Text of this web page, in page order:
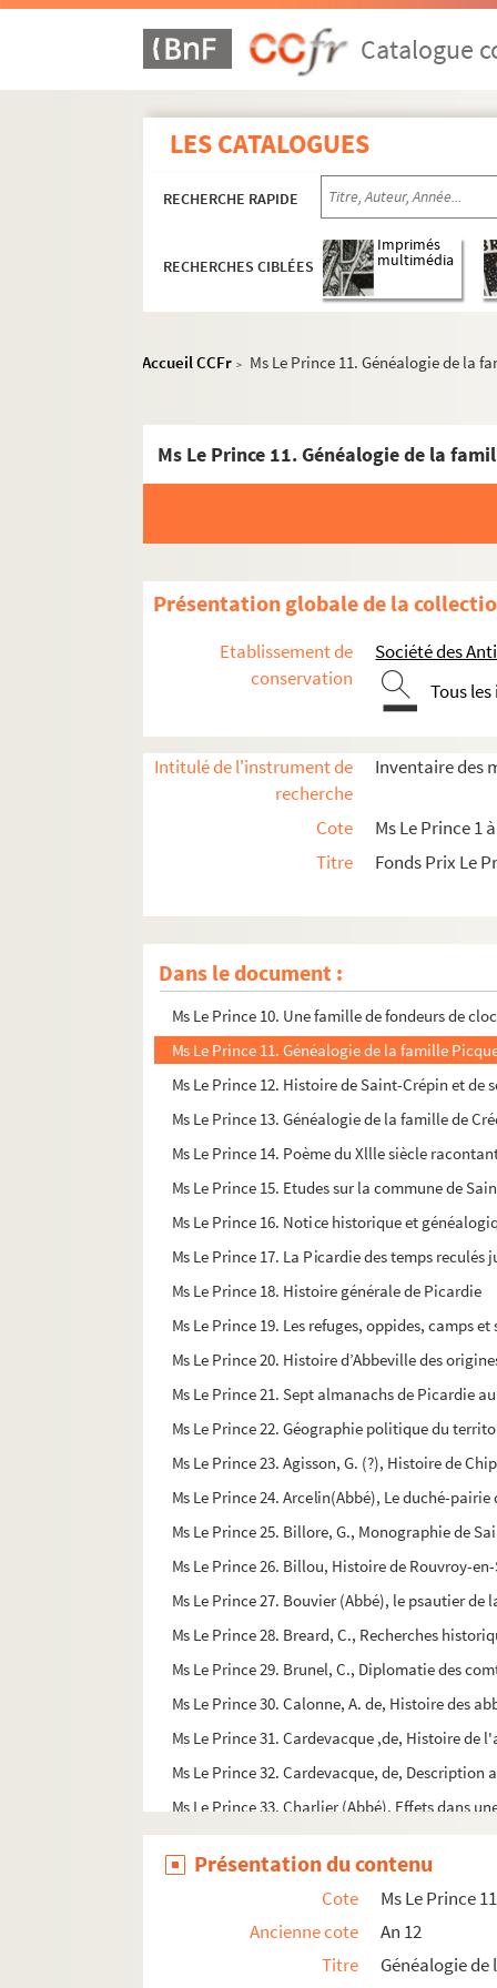
Catalogue
LES CATALOGUES
RECHERCHE RAPIDE
RECHERCHES CIBLÉES
Imprimés
multimédia
Accueil CCFr > Ms Le Prince 11. Généalogie de la
Ms Le Prince 11. Généalogie de la
Présentation globale de la
Etablissement de
conservation
Société des
Tous
Intitulé de l'instrument de
recherche
Inventaire des
Cote
Ms Le Prince 1
Titre
Fonds Prix Le
Dans le document :
Ms Le Prince 1. Fragments pour servir à une
Ms Le Prince 2. Histoire des établissements
Ms Le Prince 3. Abrégé de l'histoire de Picardie
Ms Le Prince 7. Histoire de Boulogne-la-
Ms Le Prince 8. Dictionnaire de géographie
Ms Le Prince 9. Essai historique sur la
Ms Le Prince 10. Une famille de fondeurs de
Ms Le Prince 11. Généalogie de la famille
Ms Le Prince 12. Histoire de Saint-Crépin et de
Ms Le Prince 13. Généalogie de la famille de
Ms Le Prince 14. Poème du Xllle siècle
Ms Le Prince 15. Etudes sur la commune de
Ms Le Prince 16. Notice historique et
Ms Le Prince 17. La Picardie des temps reculés
Ms Le Prince 18. Histoire générale de Picardie
Ms Le Prince 19. Les refuges, oppides, camps
Ms Le Prince 20. Histoire d’Abbeville des
Ms Le Prince 21. Sept almanachs de Picardie
Ms Le Prince 22. Géographie politique du
Ms Le Prince 23. Agisson, G. (?), Histoire de
Ms Le Prince 24. Arcelin(Abbé), Le duché-pairie
Ms Le Prince 25. Billore, G., Monographie de
Ms Le Prince 26. Billou, Histoire de Rouvroy-
Ms Le Prince 27. Bouvier (Abbé), le psautier
Ms Le Prince 28. Breard, C., Recherches
Ms Le Prince 29. Brunel, C., Diplomatie des
Ms Le Prince 30. Calonne, A. de, Histoire des
Ms Le Prince 31. Cardevacque ,de, Histoire de
Ms Le Prince 32. Cardevacque, de,
Ms Le Prince 33. Charlier (Abbé), Effets dans
Ms Le Prince 34. Charlier (Abbé), Monographie
Ms Le Prince 35. Charlier (Abbé), Molliens-
Ms Le Prince 36. Coet, E, Histoire de la ville de
Ms Le Prince 37. Crampon, M., Le culte de
Ms Le Prince 38. Danicourt (Abbé) et Fleury,
Présentation du contenu
Cote
Ms Le Prince 11
Ancienne cote
An 12
Titre
Généalogie